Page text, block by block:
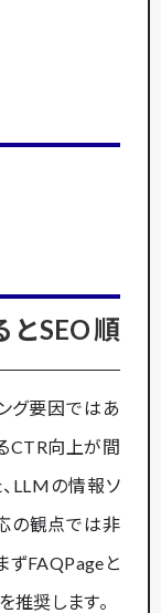
SEO順
グ要因ではあ
CTR向上が間
LLMの情報ソ
の観点では非
ずFAQPageと
奨します。